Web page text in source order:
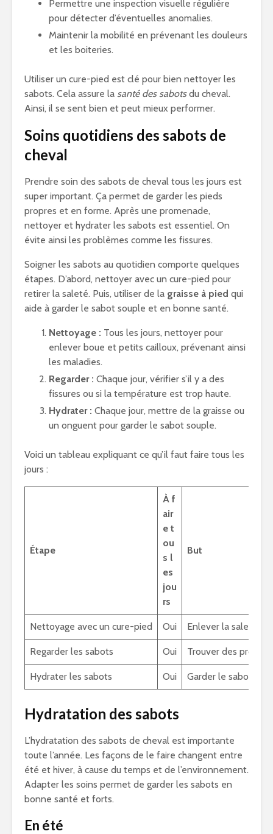
Permettre une inspection visuelle régulière
pour détecter d’éventuelles anomalies.
Maintenir la mobilité en prévenant les douleurs
et les boiteries.
Utiliser un cure-pied est clé pour bien nettoyer les
sabots. Cela assure la santé des sabotsdu cheval.
Ainsi, il se sent bien et peut mieux performer.
Soins quotidiens des sabots de
cheval
Prendre soin des sabots de cheval tous les jours est
super important. Ça permet de garder les pieds
propres et en forme. Après une promenade,
nettoyer et hydrater les sabots est essentiel. On
évite ainsi les problèmes comme les fissures.
Soigner les sabots au quotidien comporte quelques
étapes. D’abord, nettoyer avec un cure-pied pour
retirer la saleté. Puis, utiliser de la graisse à pied qui
aide à garder le sabot souple et en bonne santé.
Nettoyage : Tous les jours, nettoyer pour
enlever boue et petits cailloux, prévenant ainsi
les maladies.
Regarder : Chaque jour, vérifier s’il y a des
fissures ou si la température est trop haute.
Hydrater : Chaque jour, mettre de la graisse ou
un onguent pour garder le sabot souple.
Voici un tableau expliquant ce qu’il faut faire tous les
jours :
Étape
À f
air
e t
ou
s l
es
jou
rs
But
Nettoyage avec un cure-pied Oui Enlever la saleté
Regarder les sabots Oui Trouver des
Hydrater les sabots Oui Garder le sabot
Hydratation des sabots
L’hydratation des sabots de cheval est importante
toute l’année. Les façons de le faire changent entre
été et hiver, à cause du temps et de l’environnement.
Adapter les soins permet de garder les sabots en
bonne santé et forts.
En été